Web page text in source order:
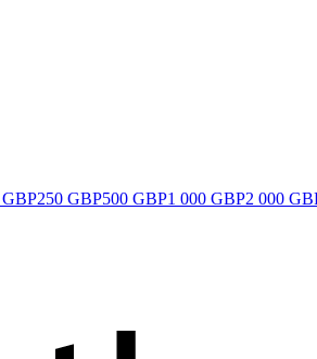
GBP250 GBP500 GBP1 000 GBP2 000